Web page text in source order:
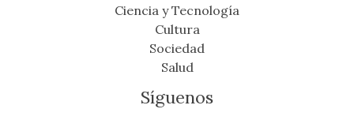
Ciencia y Tecnología
Cultura
Sociedad
Salud
Síguenos